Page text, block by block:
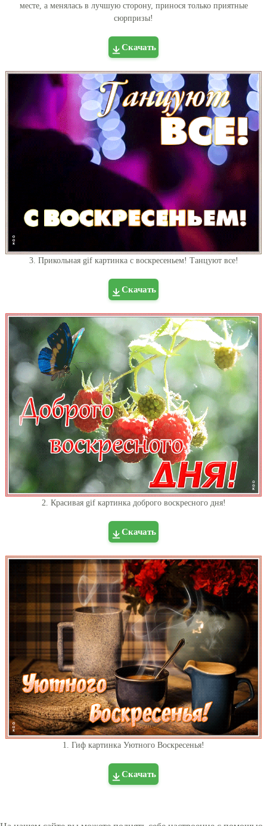
месте, а менялась в лучшую сторону, принося только приятные
сюрпризы!
Скачать
3. Прикольная gif картинка с воскресеньем! Танцуют все!
Скачать
2. Красивая gif картинка доброго воскресного дня!
Скачать
1. Гиф картинка Уютного Воскресенья!
Скачать